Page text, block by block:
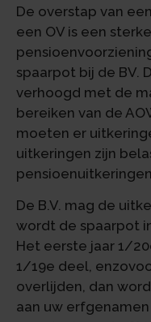
De overstap van
een OV is een
spaarpot bij de BV.
verhoogd met de
bereiken van de
moeten er
uitkeringen zijn
De B.V. mag de
wordt de spaarpot
Het eerste jaar 1/
1/19e deel,
overlijden, dan
aan uw